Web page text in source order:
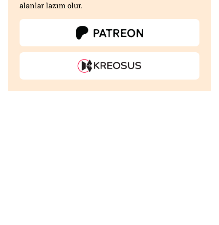
alanlar lazım olur.